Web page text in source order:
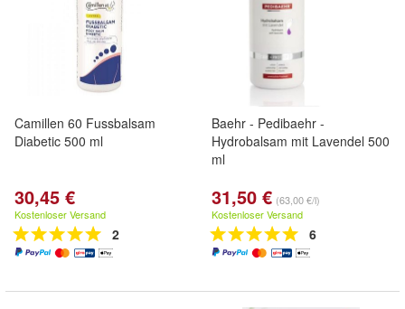
Camillen 60 Fussbalsam
Diabetic 500 ml
30,45 €
Kostenloser Versand
2
Baehr - Pedibaehr -
Hydrobalsam mit Lavendel 500
ml
31,50 € (63,00 €/l)
Kostenloser Versand
6